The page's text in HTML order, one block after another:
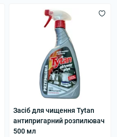
Засіб для чищення Tytan
антипригарний розпилювач
500 мл